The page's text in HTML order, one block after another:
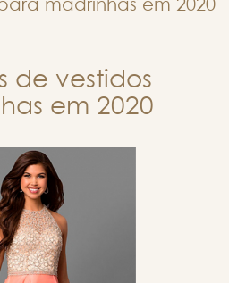
madrinhas em 2020
de vestidos
em 2020